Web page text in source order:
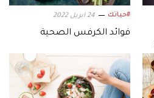
#حياتك 24 ابريل 2022
فوائد الكرفس الصحية